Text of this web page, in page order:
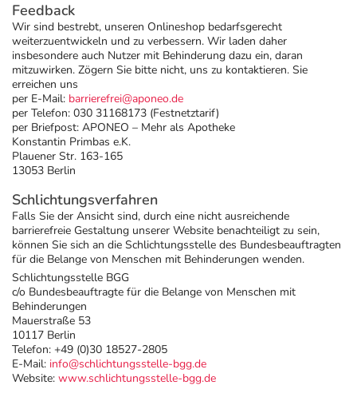
Feedback
Wir sind bestrebt, unseren Onlineshop bedarfsgerecht
weiterzuentwickeln und zu verbessern. Wir laden daher
insbesondere auch Nutzer mit Behinderung dazu ein, daran
mitzuwirken. Zögern Sie bitte nicht, uns zu kontaktieren. Sie
erreichen uns
per E-Mail: barrierefrei@aponeo.de
per Telefon: 030 31168173 (Festnetztarif)
per Briefpost: APONEO – Mehr als Apotheke
Konstantin Primbas e.K.
Plauener Str. 163-165
13053 Berlin
Schlichtungsverfahren
Falls Sie der Ansicht sind, durch eine nicht ausreichende
barrierefreie Gestaltung unserer Website benachteiligt zu sein,
können Sie sich an die Schlichtungsstelle des Bundesbeauftragten
für die Belange von Menschen mit Behinderungen wenden.
Schlichtungsstelle BGG
c/o Bundesbeauftragte für die Belange von Menschen mit
Behinderungen
Mauerstraße 53
10117 Berlin
Telefon: +49 (0)30 18527-2805
E-Mail: info@schlichtungsstelle-bgg.de
Website: www.schlichtungsstelle-bgg.de